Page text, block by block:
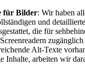
für Bilder: Wir haben
und
die für
Alt-Texte
Inhalte, arbeiten wir